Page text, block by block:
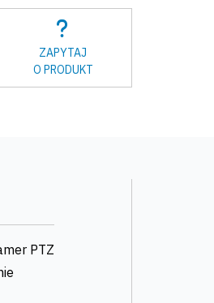
ZAPYTAJ
O PRODUKT
PTZ